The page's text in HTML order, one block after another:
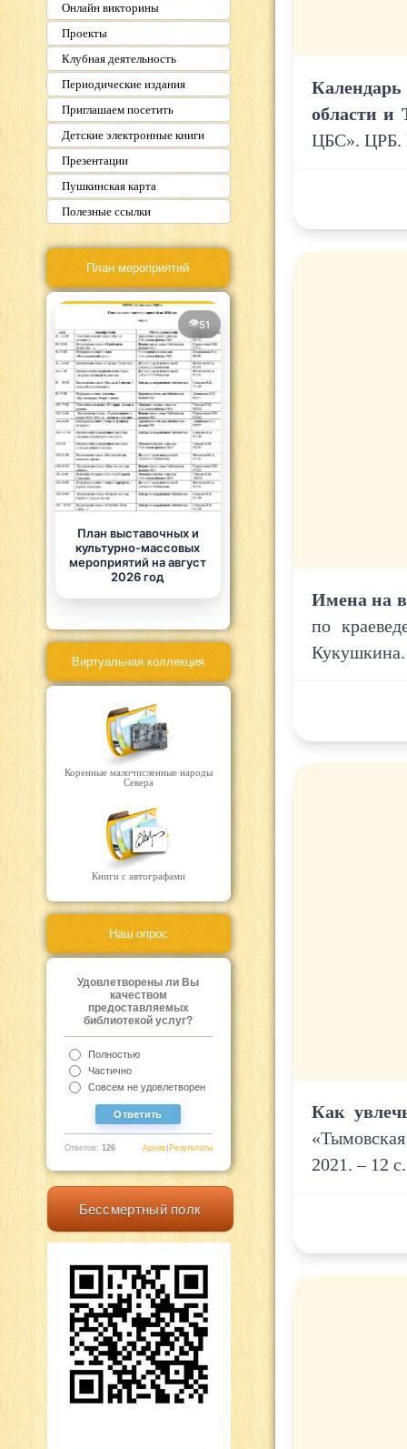
Онлайн викторины
Проекты
Клубная деятельность
Периодические издания
Приглашаем посетить
Детские электронные книги
Презентации
Пушкинская карта
Полезные ссылки
План мероприятий
51
План выставочных и
культурно-массовых
мероприятий на август
2026 год
Виртуальная коллекция
Коренные малочисленные народы
Севера
Книги с автографами
Наш опрос
Удовлетворены ли Вы
качеством
предоставляемых
библиотекой услуг?
Полностью
Частично
Совсем не удовлетворен
Ответов: 126 Результаты
|
Архив
Бессмертный полк
области и
ЦБС». ЦРБ.
Имена на
по
Кукушкина.
Как
2021. – 12 с.